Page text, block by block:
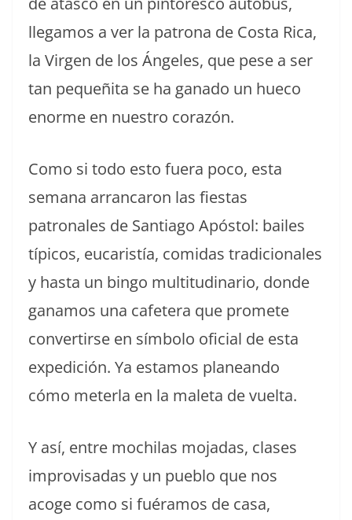
llegamos a ver la patrona de Costa Rica,
la Virgen de los Ángeles, que pese a ser
tan pequeñita se ha ganado un hueco
enorme en nuestro corazón.
Como si todo esto fuera poco, esta
semana arrancaron las fiestas
patronales de Santiago Apóstol: bailes
típicos, eucaristía, comidas tradicionales
y hasta un bingo multitudinario, donde
ganamos una cafetera que promete
convertirse en símbolo oficial de esta
expedición. Ya estamos planeando
cómo meterla en la maleta de vuelta.
Y así, entre mochilas mojadas, clases
improvisadas y un pueblo que nos
acoge como si fuéramos de casa,